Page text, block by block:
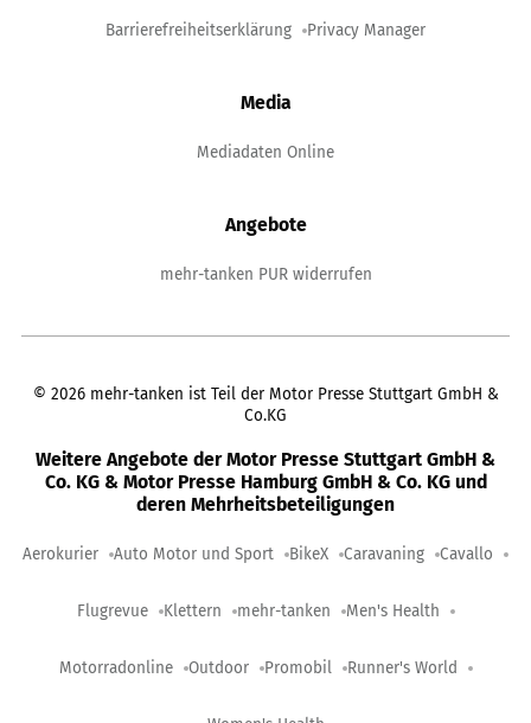
Barrierefreiheitserklärung Privacy Manager
Media
Mediadaten Online
Angebote
mehr-tanken PUR widerrufen
© 2026 mehr-tanken ist Teil der Motor Presse Stuttgart GmbH &
Co.KG
Weitere Angebote der Motor Presse Stuttgart GmbH &
Co. KG & Motor Presse Hamburg GmbH & Co. KG und
deren Mehrheitsbeteiligungen
Aerokurier Auto Motor und Sport BikeX Caravaning Cavallo
Flugrevue Klettern mehr-tanken Men's Health
Motorradonline Outdoor Promobil Runner's World